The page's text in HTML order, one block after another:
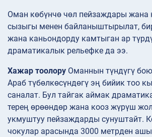
Оман көбүнчө чөл пейзаждары жана
сызыгы менен байланыштырылат,
жана каньондорду камтыган ар
драматикалык рельефке да ээ.
Хажар тоолору Оманнын түндүгү
Араб түбөлкөсүндөгү эң бийик тоо
саналат. Бул тайгак аймак
терең өрөөндөр жана кооз жүрүш
укмуштуу пейзаждарды сунуштайт.
чокулар арасында 3000 метрден